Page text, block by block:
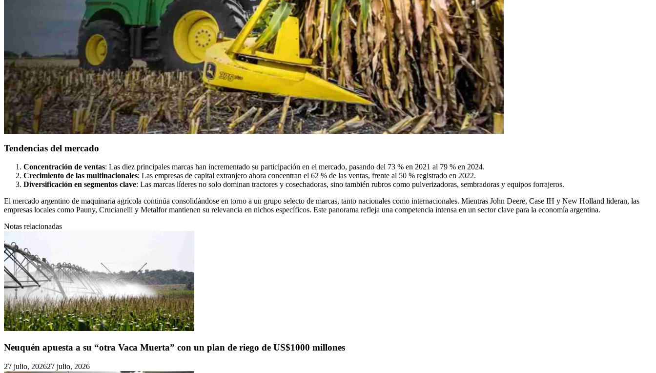
Tendencias del mercado
Concentración de ventas: Las diez principales marcas han incrementado su participación en el mercado, pasando del 73 % en 2021 al 79 % en 2024.
Crecimiento de las multinacionales: Las empresas de capital extranjero ahora concentran el 62 % de las ventas, frente al 50 % registrado en 2022.
Diversificación en segmentos clave: Las marcas líderes no solo dominan tractores y cosechadoras, sino también rubros como pulverizadoras, sembradoras y equipos forrajeros.
El mercado argentino de maquinaria agrícola continúa consolidándose en torno a un grupo selecto de marcas, tanto nacionales como internacionales. Mientras John Deere, Case IH y New Holland lideran, las
empresas locales como Pauny, Crucianelli y Metalfor mantienen su relevancia en nichos específicos. Este panorama refleja una competencia intensa en un sector clave para la economía argentina.
Notas relacionadas
Neuquén apuesta a su “otra Vaca Muerta” con un plan de riego de US$1000 millones
27 julio, 202627 julio, 2026